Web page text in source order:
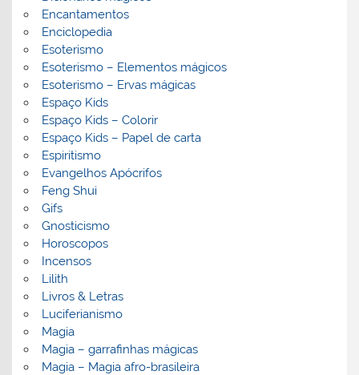
Encantamentos
Enciclopedia
Esoterismo
Esoterismo – Elementos mágicos
Esoterismo – Ervas mágicas
Espaço Kids
Espaço Kids – Colorir
Espaço Kids – Papel de carta
Espiritismo
Evangelhos Apócrifos
Feng Shui
Gifs
Gnosticismo
Horoscopos
Incensos
Lilith
Livros & Letras
Luciferianismo
Magia
Magia – garrafinhas mágicas
Magia – Magia afro-brasileira